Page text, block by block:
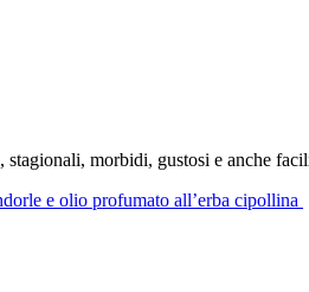
morbidi, gustosi e anche
e olio profumato all’erba cipollina